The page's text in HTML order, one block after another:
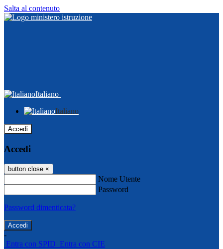
Salta al contenuto
Italiano
Italiano
Accedi
Accedi
button close ×
Nome Utente
Password
Password dimenticata?
-
Entra con SPID Entra con CIE